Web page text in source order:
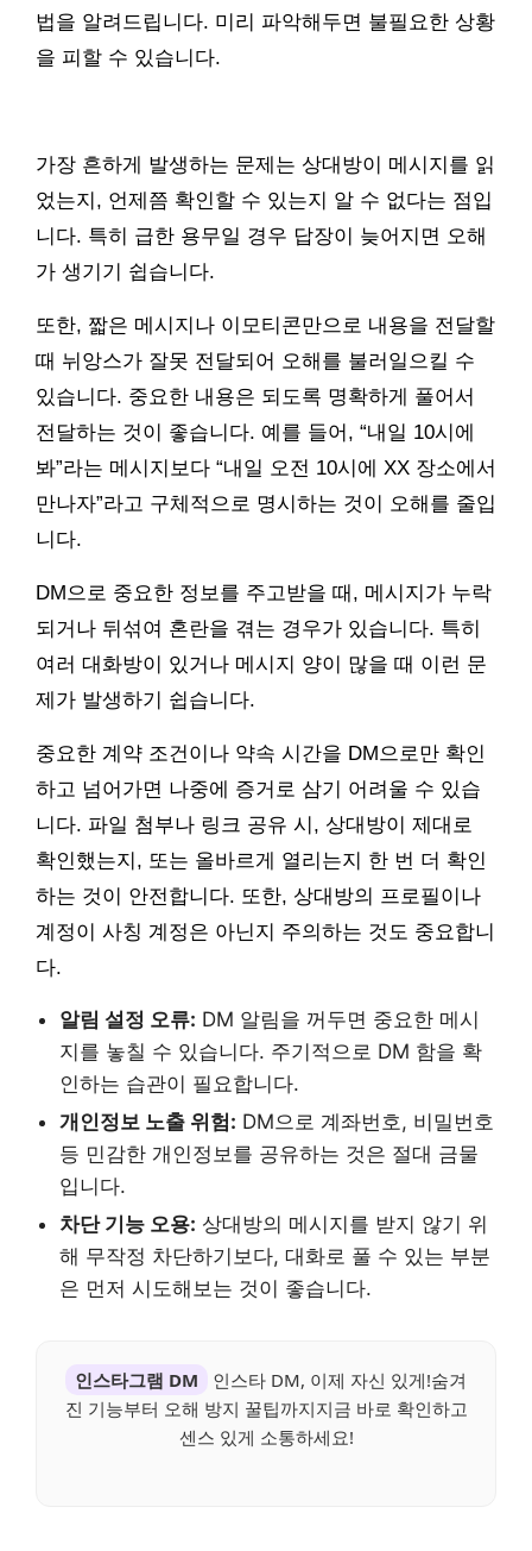
법을 알려드립니다. 미리 파악해두면 불필요한 상황
을 피할 수 있습니다.
가장 흔하게 발생하는 문제는 상대방이 메시지를 읽
었는지, 언제쯤 확인할 수 있는지 알 수 없다는 점입
니다. 특히 급한 용무일 경우 답장이 늦어지면 오해
가 생기기 쉽습니다.
또한, 짧은 메시지나 이모티콘만으로 내용을 전달할
때 뉘앙스가 잘못 전달되어 오해를 불러일으킬 수
있습니다. 중요한 내용은 되도록 명확하게 풀어서
전달하는 것이 좋습니다. 예를 들어, “내일 10시에
봐”라는 메시지보다 “내일 오전 10시에 XX 장소에서
만나자”라고 구체적으로 명시하는 것이 오해를 줄입
니다.
DM으로 중요한 정보를 주고받을 때, 메시지가 누락
되거나 뒤섞여 혼란을 겪는 경우가 있습니다. 특히
여러 대화방이 있거나 메시지 양이 많을 때 이런 문
제가 발생하기 쉽습니다.
중요한 계약 조건이나 약속 시간을 DM으로만 확인
하고 넘어가면 나중에 증거로 삼기 어려울 수 있습
니다. 파일 첨부나 링크 공유 시, 상대방이 제대로
확인했는지, 또는 올바르게 열리는지 한 번 더 확인
하는 것이 안전합니다. 또한, 상대방의 프로필이나
계정이 사칭 계정은 아닌지 주의하는 것도 중요합니
다.
알림 설정 오류: DM 알림을 꺼두면 중요한 메시
지를 놓칠 수 있습니다. 주기적으로 DM 함을 확
인하는 습관이 필요합니다.
개인정보 노출 위험: DM으로 계좌번호, 비밀번호
등 민감한 개인정보를 공유하는 것은 절대 금물
입니다.
차단 기능 오용: 상대방의 메시지를 받지 않기 위
해 무작정 차단하기보다, 대화로 풀 수 있는 부분
은 먼저 시도해보는 것이 좋습니다.
인스타그램 DM
인스타 DM, 이제 자신 있게!숨겨
진 기능부터 오해 방지 꿀팁까지지금 바로 확인하고
센스 있게 소통하세요!